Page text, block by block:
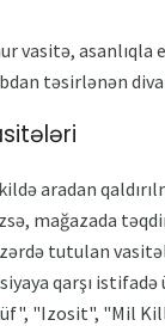
vasitə,
təsirlənən
aradan
mağazada
tutulan
qarşı
"Izosit", "Mil